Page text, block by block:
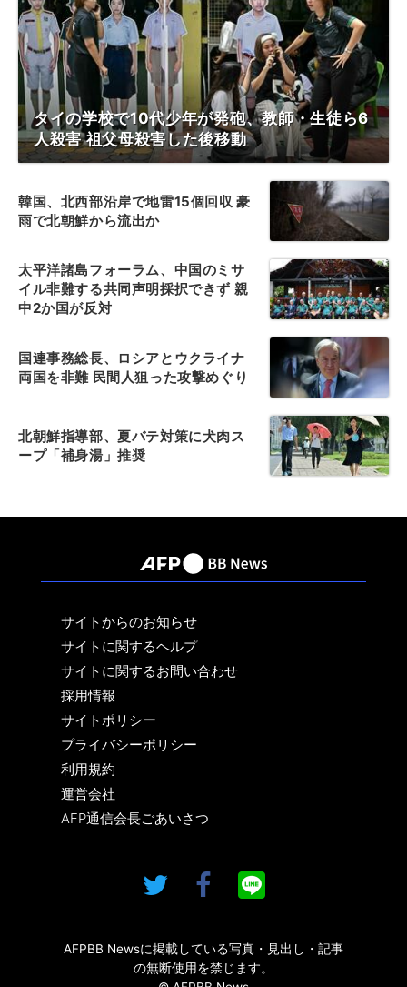
タイの学校で10代少年が発砲、教師・生徒ら6
人殺害 祖父母殺害した後移動
韓国、北西部沿岸で地雷15個回収 豪
雨で北朝鮮から流出か
太平洋諸島フォーラム、中国のミサ
イル非難する共同声明採択できず 親
中2か国が反対
国連事務総長、ロシアとウクライナ
両国を非難 民間人狙った攻撃めぐり
北朝鮮指導部、夏バテ対策に犬肉ス
ープ「補身湯」推奨
サイトからのお知らせ
サイトに関するヘルプ
サイトに関するお問い合わせ
採用情報
サイトポリシー
プライバシーポリシー
利用規約
運営会社
AFP通信会長ごあいさつ
AFPBB Newsに掲載している写真・見出し・記事
の無断使用を禁じます。